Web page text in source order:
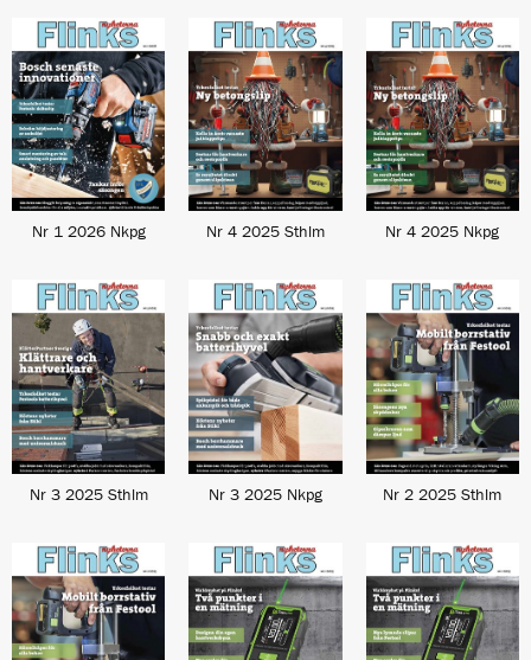
Nr 1 2026 Nkpg Nr 4 2025 Sthlm Nr 4 2025 Nkpg
Nr 3 2025 Sthlm Nr 3 2025 Nkpg Nr 2 2025 Sthlm